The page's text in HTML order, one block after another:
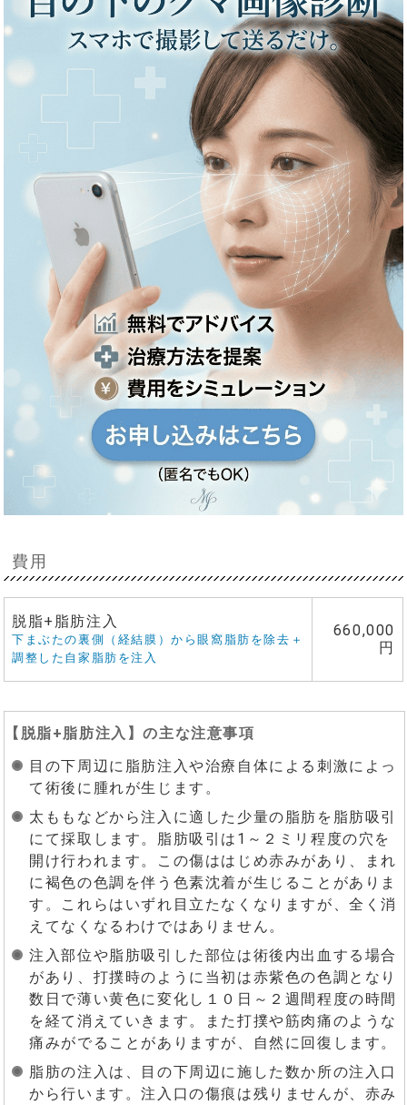
費用
脱脂+脂肪注入
下まぶたの裏側（経結膜）から眼窩脂肪を除去＋
調整した自家脂肪を注入
660,000
円
【 脱脂+脂肪注入 】の主な注意事項
目の下周辺に脂肪注入や治療自体による刺激によっ
て術後に腫れが生じます。
太ももなどから注入に適した少量の脂肪を脂肪吸引
にて採取します。脂肪吸引は1～２ミリ程度の穴を
開け行われます。この傷ははじめ赤みがあり、まれ
に褐色の色調を伴う色素沈着が生じることがありま
す。これらはいずれ目立たなくなりますが、全く消
えてなくなるわけではありません。
注入部位や脂肪吸引した部位は術後内出血する場合
があり、打撲時のように当初は赤紫色の色調となり
数日で薄い黄色に変化し１０日～２週間程度の時間
を経て消えていきます。また打撲や筋肉痛のような
痛みがでることがありますが、自然に回復します。
脂肪の注入は、目の下周辺に施した数か所の注入口
から行います。注入口の傷痕は残りませんが、赤み